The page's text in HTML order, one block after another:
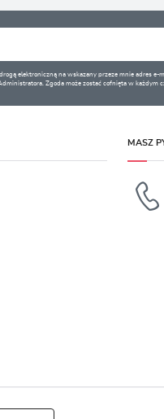
elektroniczną na wskazany przeze mnie adres e-
Zgoda może zostać cofnięta w każdym
MASZ